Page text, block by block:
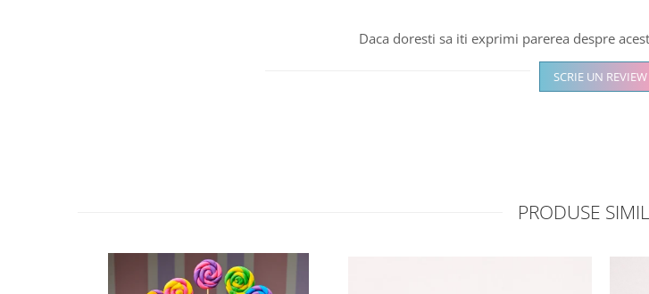
Daca doresti sa iti exprimi parerea despre
SCRIE UN REVIEW
PRODUSE